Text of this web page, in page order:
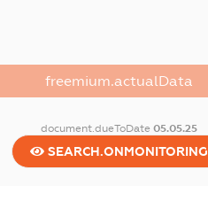
freemium.actualData
document.dueToDate 05.05.25
SEARCH.ONMONITORING